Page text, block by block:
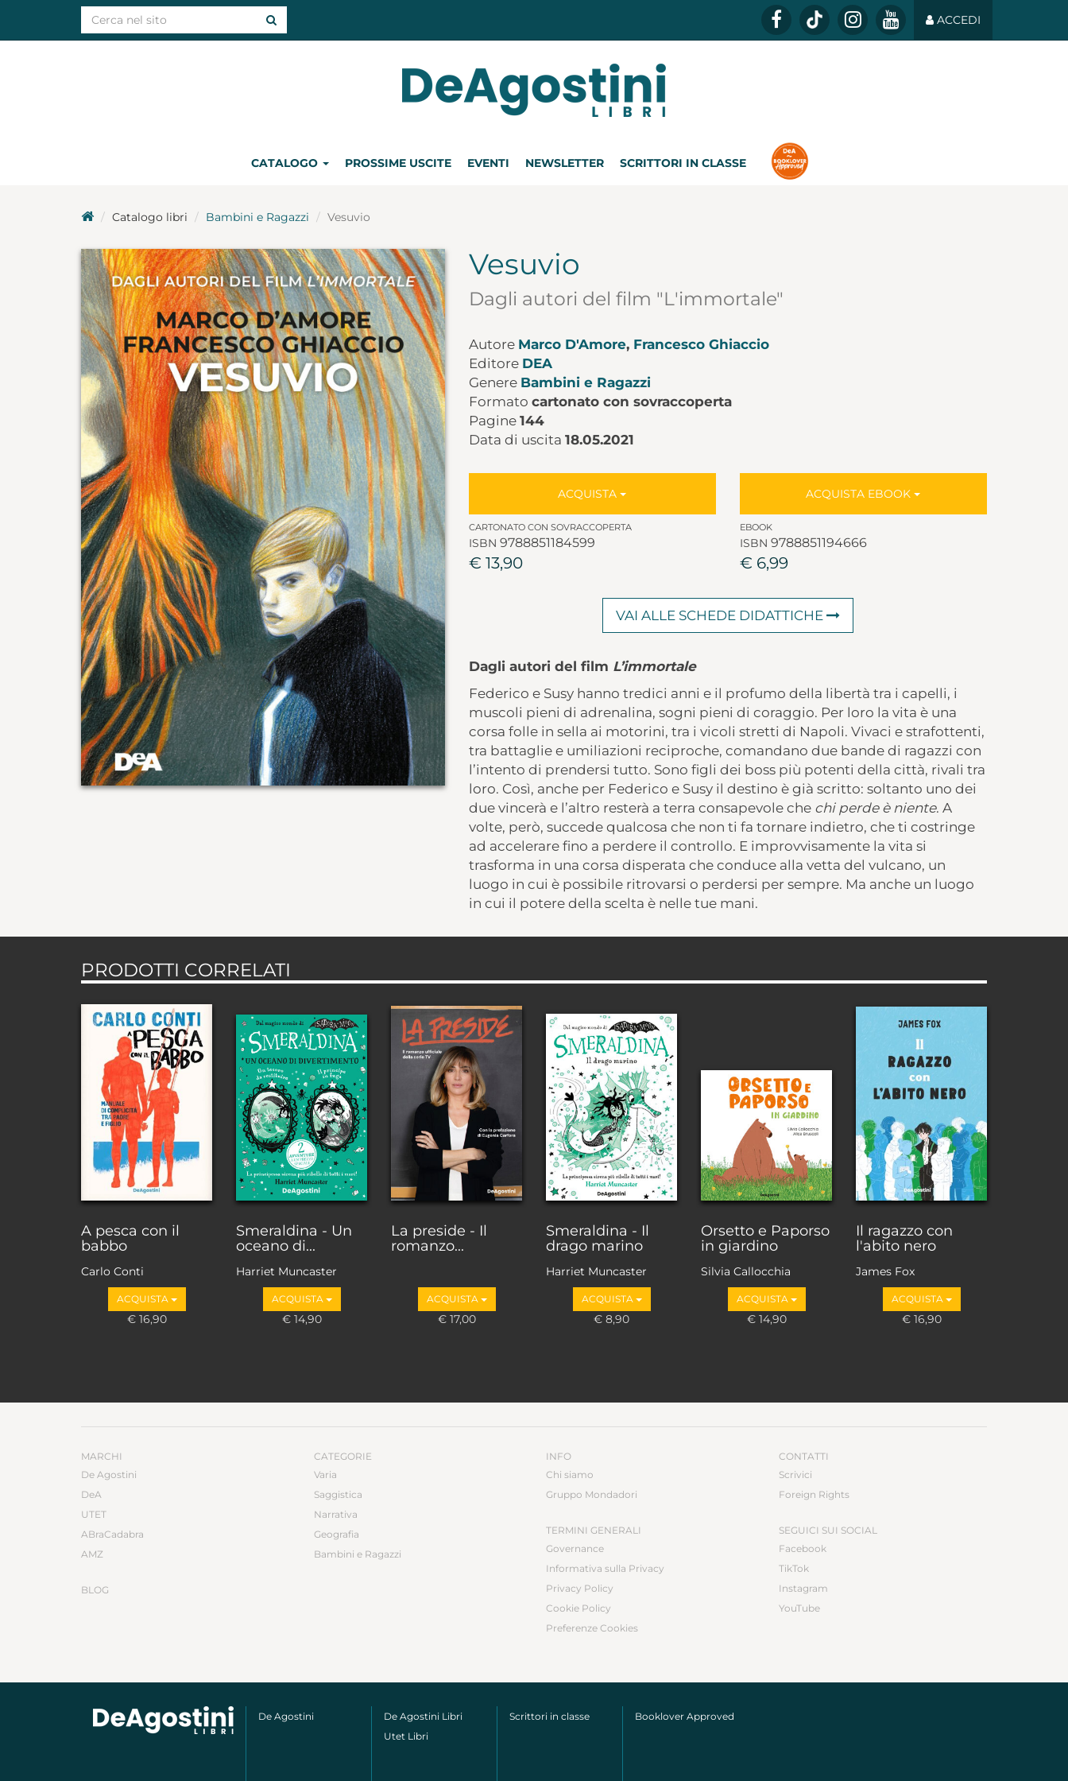
ACCEDI
CATALOGO PROSSIME USCITE EVENTI NEWSLETTER SCRITTORI IN CLASSE
Catalogo libri Bambini e Ragazzi Vesuvio
Vesuvio
Dagli autori del film "L'immortale"
Autore Marco D'Amore, Francesco Ghiaccio
Editore DEA
Genere Bambini e Ragazzi
Formato cartonato con sovraccoperta
Pagine 144
Data di uscita 18.05.2021
ACQUISTA
CARTONATO CON SOVRACCOPERTA
ISBN 9788851184599
€ 13,90
ACQUISTA EBOOK
EBOOK
ISBN 9788851194666
€ 6,99
VAI ALLE SCHEDE DIDATTICHE
Dagli autori del film L’immortale
Federico e Susy hanno tredici anni e il profumo della libertà tra i capelli, i
muscoli pieni di adrenalina, sogni pieni di coraggio. Per loro la vita è una
corsa folle in sella ai motorini, tra i vicoli stretti di Napoli. Vivaci e strafottenti,
tra battaglie e umiliazioni reciproche, comandano due bande di ragazzi con
l’intento di prendersi tutto. Sono figli dei boss più potenti della città, rivali tra
loro. Così, anche per Federico e Susy il destino è già scritto: soltanto uno dei
due vincerà e l’altro resterà a terra consapevole che chi perde è niente. A
volte, però, succede qualcosa che non ti fa tornare indietro, che ti costringe
ad accelerare fino a perdere il controllo. E improvvisamente la vita si
trasforma in una corsa disperata che conduce alla vetta del vulcano, un
luogo in cui è possibile ritrovarsi o perdersi per sempre. Ma anche un luogo
in cui il potere della scelta è nelle tue mani.
PRODOTTI CORRELATI
A pesca con il
babbo
Carlo Conti
ACQUISTA
€ 16,90
Smeraldina - Un
oceano di...
Harriet Muncaster
ACQUISTA
€ 14,90
La preside - Il
romanzo...
ACQUISTA
€ 17,00
Smeraldina - Il
drago marino
Harriet Muncaster
ACQUISTA
€ 8,90
Orsetto e Paporso
in giardino
Silvia Callocchia
ACQUISTA
€ 14,90
Il ragazzo con
l'abito nero
James Fox
ACQUISTA
€ 16,90
MARCHI
De Agostini
DeA
UTET
ABraCadabra
AMZ
BLOG
CATEGORIE
Varia
Saggistica
Narrativa
Geografia
Bambini e Ragazzi
INFO
Chi siamo
Gruppo Mondadori
TERMINI GENERALI
Governance
Informativa sulla Privacy
Privacy Policy
Cookie Policy
Preferenze Cookies
CONTATTI
Scrivici
Foreign Rights
SEGUICI SUI SOCIAL
Facebook
TikTok
Instagram
YouTube
De Agostini
De Agostini Libri
Utet Libri
Scrittori in classe Booklover Approved